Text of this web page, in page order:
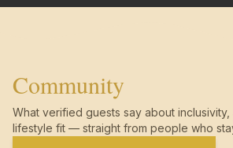
Community
What verified guests say about
lifestyle fit — straight from people who